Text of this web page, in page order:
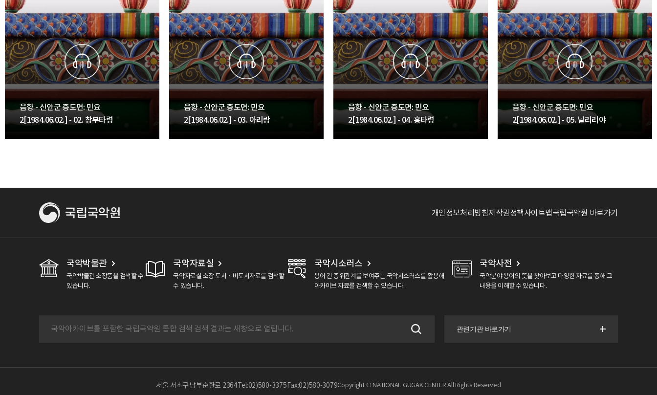
음향 - 신안군 증도면: 민요
2[1984.06.02.] - 02. 창부타령
음향 - 신안군 증도면: 민요
2[1984.06.02.] - 03. 아리랑
음향 - 신안군 증도면: 민요
2[1984.06.02.] - 04. 흥타령
음향 - 신안군 증도면: 민요
2[1984.06.02.] - 05. 닐리리야
개인정보처리방침저작권정책사이트맵국립국악원 바로가기
국악박물관
국악박물관 소장품을 검색할 수
있습니다.
국악자료실
국악자료실 소장 도서ㆍ비도서자료를 검색할
수 있습니다.
국악시소러스
용어 간 층위관계를 보여주는 국악시소러스를 활용해
아카이브 자료를 검색할 수 있습니다.
국악사전
국악분야 용어의 뜻을 찾아보고 다양한 자료를 통해 그
내용을 이해할 수 있습니다.
서울 서초구 남부순환로 2364Tel:02)580-3375Fax:02)580-3079Copyright © NATIONAL GUGAK CENTER All Rights Reserved